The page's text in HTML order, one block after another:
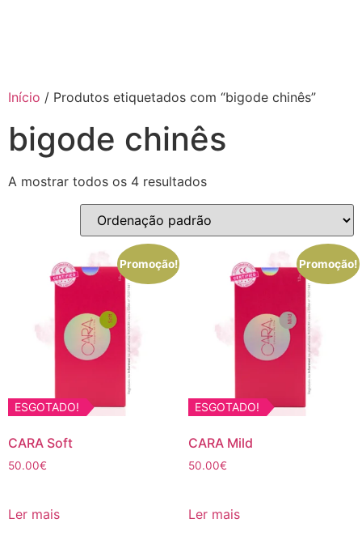
Início / Produtos etiquetados com “bigode chinês”
bigode chinês
A mostrar todos os 4 resultados
Promoção!
ESGOTADO!
CARA Soft
50.00€
Ler mais
Promoção!
ESGOTADO!
CARA Mild
50.00€
Ler mais